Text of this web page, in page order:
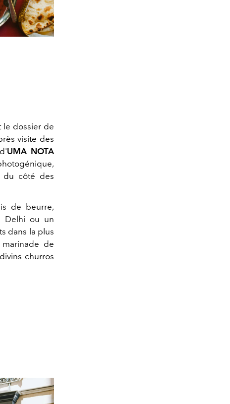
le dossier de
visite des
UMA NOTA
du côté des
de beurre,
Delhi ou un
dans la plus
de
churros